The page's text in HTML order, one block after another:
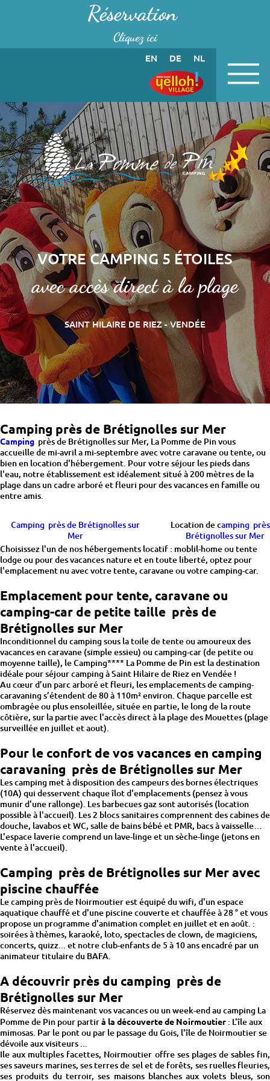
Panneau de gestion des cookiesRéservation
Cliquez ici
EN DE NL
VOTRE CAMPING 5 ÉTOILES
avec accès direct à la plage
SAINT HILAIRE DE RIEZ - VENDÉE
Camping près de Brétignolles sur Mer
Camping près de Brétignolles sur Mer, La Pomme de Pin vous
accueille de mi-avril a mi-septembre avec votre caravane ou tente, ou
bien en location d'hébergement. Pour votre séjour les pieds dans
l'eau, notre établissement est idéalement situé à 200 mètres de la
plage dans un cadre arboré et fleuri pour des vacances en famille ou
entre amis.
Camping près de Brétignolles sur
Mer
Location de camping
Brétignolles sur Mer
Choisissez l'un de nos hébergements locatif : moblil-home ou tente
lodge ou pour des vacances nature et en toute liberté, optez pour
l'emplacement nu avec votre tente, caravane ou votre camping-car.
Emplacement pour tente, caravane ou
camping-car de petite taille près de
Brétignolles sur Mer
Inconditionnel du camping sous la toile de tente ou amoureux des
vacances en caravane (simple essieu) ou camping-car (de petite ou
moyenne taille), le Camping**** La Pomme de Pin est la destination
idéale pour séjour camping à Saint Hilaire de Riez en Vendée !
Au cœur d’un parc arboré et fleuri, les emplacements de camping-
caravaning s’étendent de 80 à 110m² environ. Chaque parcelle est
ombragée ou plus ensoleillée, située en partie, le long de la route
côtière, sur la partie avec l'accès direct à la plage des Mouettes (plage
surveillée en juillet et aout).
Pour le confort de vos vacances en camping
caravaning près de Brétignolles sur Mer
Les camping met à disposition des campeurs des bornes électriques
(10A) qui desservent chaque îlot d'emplacements (pensez à vous
munir d'une rallonge). Les barbecues gaz sont autorisés (location
possible à l'accueil). Les 2 blocs sanitaires comprennent des cabines de
douche, lavabos et WC, salle de bains bébé et PMR, bacs à vaisselle…
L'espace laverie comprend un lave-linge et un sèche-linge (jetons en
vente à l'accueil).
Camping près de Brétignolles sur Mer avec
piscine chauffée
Le camping près de Noirmoutier est équipé du wifi, d'un espace
aquatique chauffé et d'une piscine couverte et chauffée à 28 ° et vous
propose un programme d'animation complet en juillet et en août. :
soirées à thèmes, karaoké, loto, spectacles de clown, de magiciens,
concerts, quizz... et notre club-enfants de 5 à 10 ans encadré par un
animateur titulaire du BAFA.
A découvrir près du camping près de
Brétignolles sur Mer
Réservez dès maintenant vos vacances ou un week-end au camping La
Pomme de Pin pour partirà la découverte de Noirmoutier: L'île aux
mimosas. Par le pont ou par le passage du Gois, l'île de Noirmoutier se
dévoile aux visiteurs ...
Ile aux multiples facettes, Noirmoutier offre ses plages de sables fin,
ses saveurs marines, ses terres de sel et de forêts, ses ruelles fleuries,
ses produits du terroir, ses maisons blanches aux volets bleus, son